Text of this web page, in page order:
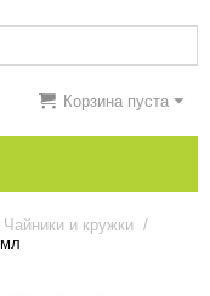
Корзина пуста
Чайники и кружки /